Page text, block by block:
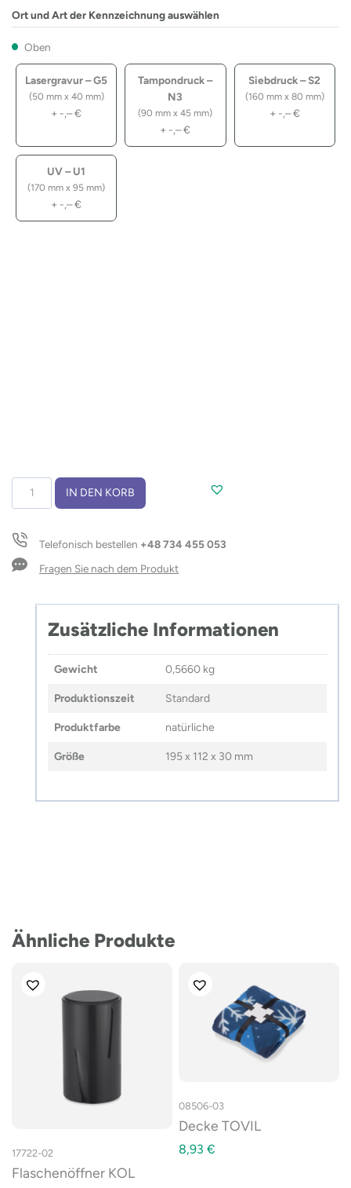
Ort und Art der Kennzeichnung auswählen
Oben
Lasergravur – G5
(50 mm x 40 mm)
+ -,–€
Tampondruck –
N3
(90 mm x 45 mm)
+ -,–€
Siebdruck – S2
(160 mm x 80 mm)
+ -,–€
UV – U1
(170 mm x 95 mm)
+ -,–€
Werkzeugset
IN DEN KORB
Telefonisch bestellen +48 734 455 053
Fragen Sie nach dem Produkt
Zusätzliche Informationen
Gewicht 0,5660 kg
Produktionszeit Standard
Produktfarbe natürliche
Größe 195 x 112 x 30 mm
Ähnliche Produkte
17722-02
Flaschenöffner KOL
08506-03
Decke TOVIL
8,93 €